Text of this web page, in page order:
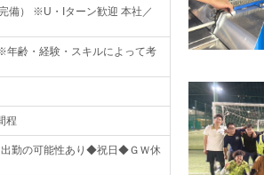
備） ※U・Iターン歓迎 本社／
年齢・経験・スキルによって考
程
勤の可能性あり◆祝日◆ＧＷ休